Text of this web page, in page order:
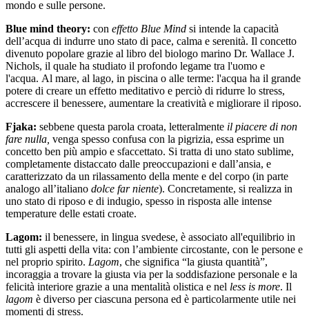
mondo e sulle persone.
Blue mind theory: con effetto Blue Mind si intende la capacità
dell’acqua di indurre uno stato di pace, calma e serenità. Il concetto
divenuto popolare grazie al libro del biologo marino Dr. Wallace J.
Nichols, il quale ha studiato il profondo legame tra l'uomo e
l'acqua. Al mare, al lago, in piscina o alle terme: l'acqua ha il grande
potere di creare un effetto meditativo e perciò di ridurre lo stress,
accrescere il benessere, aumentare la creatività e migliorare il riposo.
Fjaka: sebbene questa parola croata, letteralmente il piacere di non
fare nulla, venga spesso confusa con la pigrizia, essa esprime un
concetto ben più ampio e sfaccettato. Si tratta di uno stato sublime,
completamente distaccato dalle preoccupazioni e dall’ansia, e
caratterizzato da un rilassamento della mente e del corpo (in parte
analogo all’italiano dolce far niente). Concretamente, si realizza in
uno stato di riposo e di indugio, spesso in risposta alle intense
temperature delle estati croate.
Lagom: il benessere, in lingua svedese, è associato all'equilibrio in
tutti gli aspetti della vita: con l’ambiente circostante, con le persone e
nel proprio spirito. Lagom, che significa “la giusta quantità”,
incoraggia a trovare la giusta via per la soddisfazione personale e la
felicità interiore grazie a una mentalità olistica e nel less is more. Il
lagom è diverso per ciascuna persona ed è particolarmente utile nei
momenti di stress.